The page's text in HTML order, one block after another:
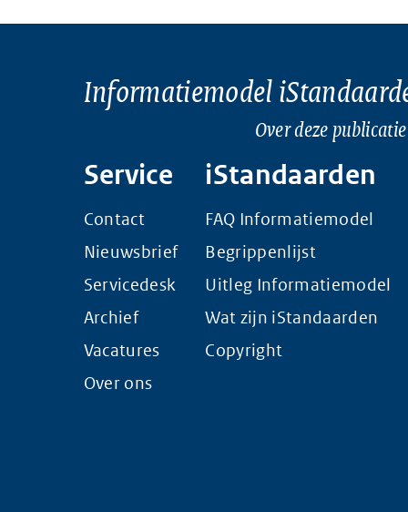
Informatiemodel
Over deze publicatie
Service
Contact
Nieuwsbrief
Servicedesk
Archief
Vacatures
Over ons
iStandaarden
FAQ Informatiemodel
Begrippenlijst
Uitleg Informatiemodel
Wat zijn iStandaarden
Copyright